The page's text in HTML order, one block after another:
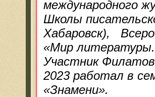
международного
Школы
Хабаровск),
«Мир литературы.
Участник
2023 работал в
«Знамени».